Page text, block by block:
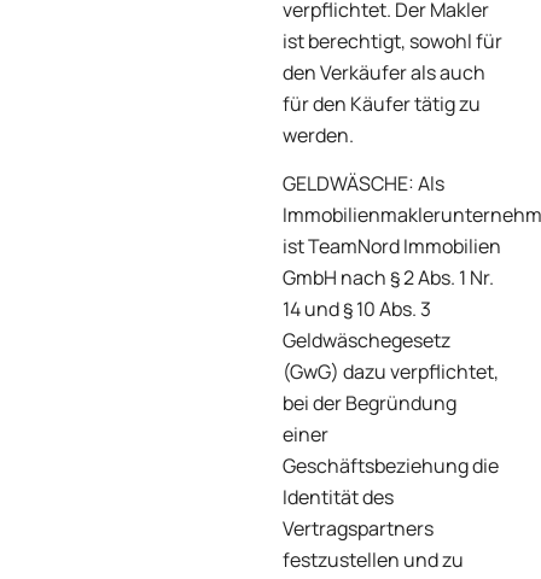
verpflichtet. Der Makler
ist berechtigt, sowohl für
den Verkäufer als auch
für den Käufer tätig zu
werden.
GELDWÄSCHE: Als
ist TeamNord Immobilien
GmbH nach § 2 Abs. 1 Nr.
14 und § 10 Abs. 3
Geldwäschegesetz
(GwG) dazu verpflichtet,
bei der Begründung
einer
Geschäftsbeziehung die
Identität des
Vertragspartners
festzustellen und zu